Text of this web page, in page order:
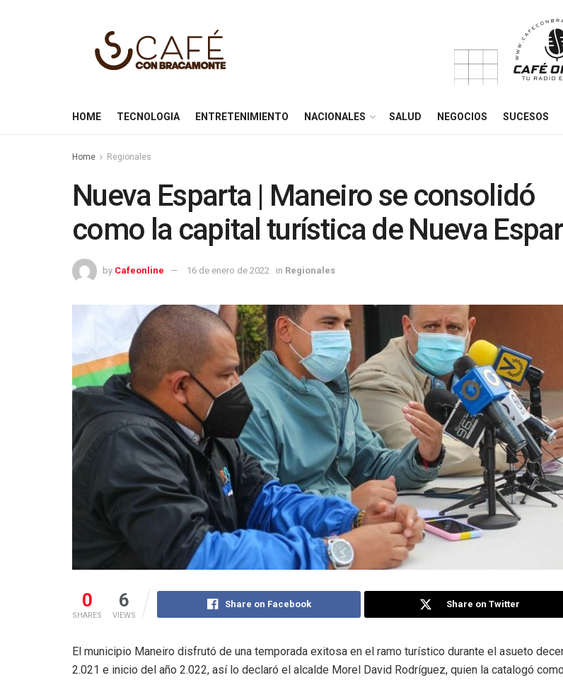
HOME TECNOLOGIA ENTRETENIMIENTO NACIONALES SALUD NEGOCIOS SUCESOS
Home Regionales
Nueva Esparta | Maneiro se consolidó
como la capital turística de Nueva
by Cafeonline 16 de enero de 2022 in Regionales
0
SHARES
6
VIEWS
Share on Facebook Share on Twitter
El municipio Maneiro disfrutó de una temporada exitosa en el ramo turístico durante el asueto
2.021 e inicio del año 2.022, así lo declaró el alcalde Morel David Rodríguez, quien la catalogó como